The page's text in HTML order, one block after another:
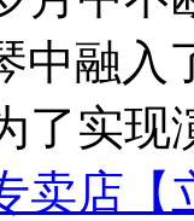
中融入
了实现
卖店【